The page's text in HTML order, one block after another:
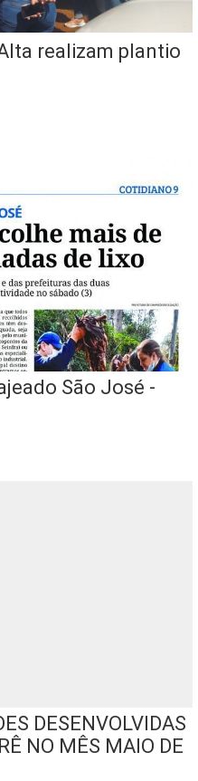
realizam plantio
São José -
DESENVOLVIDAS
NO MÊS MAIO DE